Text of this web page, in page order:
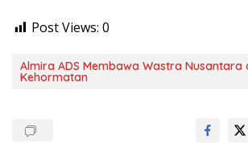
Post Views: 0
Almira ADS Membawa Wastra Nusantara
Kehormatan